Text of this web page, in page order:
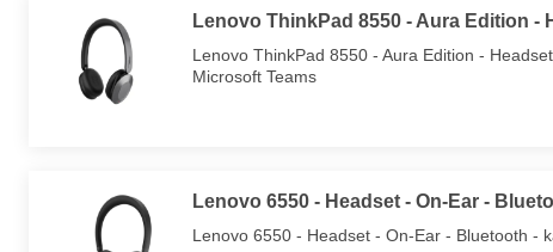
Lenovo ThinkPad 8550 - Aura Edition -
Lenovo ThinkPad 8550 - Aura Edition -
Microsoft Teams
Lenovo 6550 - Headset - On-Ear -
Lenovo 6550 - Headset - On-Ear - Bluetooth -